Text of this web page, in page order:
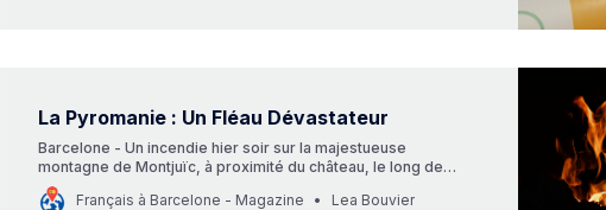
La Pyromanie : Un Fléau Dévastateur
Barcelone - Un incendie hier soir sur la majestueuse
montagne de Montjuïc, à proximité du château, le long de
l’avenue Miramar.
Français à Barcelone - Magazine
Lea Bouvier